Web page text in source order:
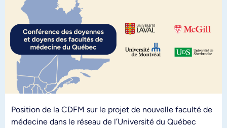
Position de la CDFM sur le projet de nouvelle faculté de
médecine dans le réseau de l’Université du Québec